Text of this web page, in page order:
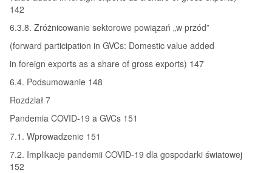
142
6.3.8. Zróżnicowanie sektorowe powiązań „w przód”
(forward participation in GVCs: Domestic value added
in foreign exports as a share of gross exports) 147
6.4. Podsumowanie 148
Rozdział 7
Pandemia COVID-19 a GVCs 151
7.1. Wprowadzenie 151
7.2. Implikacje pandemii COVID-19 dla gospodarki światowej
152